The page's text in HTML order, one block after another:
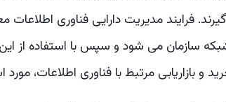
گیرند. فرایند مدیریت دارایی فناوری
شبکه سازمان می شود و سپس با استفاده
و بازاریابی مرتبط با فناوری اطلاعات، مورد